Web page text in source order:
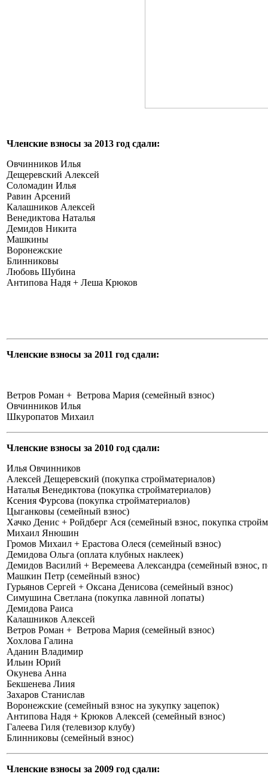
Членские взносы за 2013 год сдали:
Овчинников Илья
Дещеревский Алексей
Соломадин Илья
Равин Арсений
Калашников Алексей
Венедиктова Наталья
Демидов Никита
Машкины
Воронежские
Блинниковы
Любовь Шубина
Антипова Надя + Леша Крюков
Членские взносы за 2011 год сдали:
Ветров Роман + Ветрова Мария (семейный взнос)
Овчинников Илья
Шкуропатов Михаил
Членские взносы за 2010 год сдали:
Илья Овчинников
Алексей Дещеревский (покупка стройматериалов)
Наталья Венедиктова (покупка стройматериалов)
Ксения Фурсова (покупка стройматериалов)
Цыганковы (семейный взнос)
Хачко Денис + Ройдберг Ася (семейный взнос, покупка
Михаил Янюшин
Громов Михаил + Ерастова Олеся (семейный взнос)
Демидова Ольга (оплата клубных наклеек)
Демидов Василий + Веремеева Александра (семейный взнос,
Машкин Петр (семейный взнос)
Гурьянов Сергей + Оксана Денисова (семейный взнос)
Симушина Светлана (покупка лавнной лопаты)
Демидова Раиса
Калашников Алексей
Ветров Роман + Ветрова Мария (семейный взнос)
Хохлова Галина
Аданин Владимир
Ильин Юрий
Окунева Анна
Бекшенева Лиия
Захаров Станислав
Воронежские (семейный взнос на зукупку зацепок)
Антипова Надя + Крюков Алексей (семейный взнос)
Галеева Гиля (телевизор клубу)
Блинниковы (семейный взнос)
Членские взносы за 2009 год сдали: